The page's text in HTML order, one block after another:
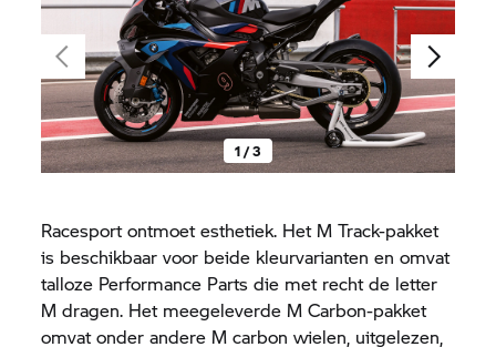
1 / 3
Racesport ontmoet esthetiek. Het M Track-pakket
is beschikbaar voor beide kleurvarianten en omvat
talloze Performance Parts die met recht de letter
M dragen. Het meegeleverde M Carbon-pakket
omvat onder andere M carbon wielen, uitgelezen,